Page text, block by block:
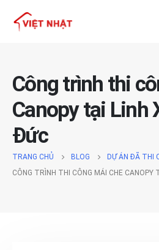
Công trình thi
Canopy tại Linh
Đức
TRANG CHỦ BLOG
DỰ ÁN ĐÃ THI
CÔNG TRÌNH THI CÔNG MÁI CHE